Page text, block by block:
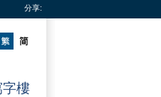
分享:
字樓